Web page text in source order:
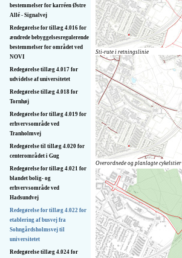
bestemmelser for karréen Østre
Allé - Signalvej
Redegørelse for tillæg 4.016 for
ændrede bebyggelses­regulerende
bestemmelser for området ved
NOVI
Redegørelse tillæg 4.017 for
udvidelse af universitetet
Redegørelse tillæg 4.018 for
Tornhøj
Redegørelse for tillæg 4.019 for
erhvervsområde ved
Tranholmvej
Redegørelse til tillæg 4.020 for
centerområdet i Gug
Redegørelse for tillæg 4.021 for
blandet bolig- og
erhvervsområde ved
Hadsundvej
Redegørelse for tillæg 4.022 for
etablering af busvej fra
Sohngårdsholmsvej til
universitetet
Redegørelse tillæg 4.024 for
Sti-rute i retningslinie
Overordnede og planlagte cykelstier